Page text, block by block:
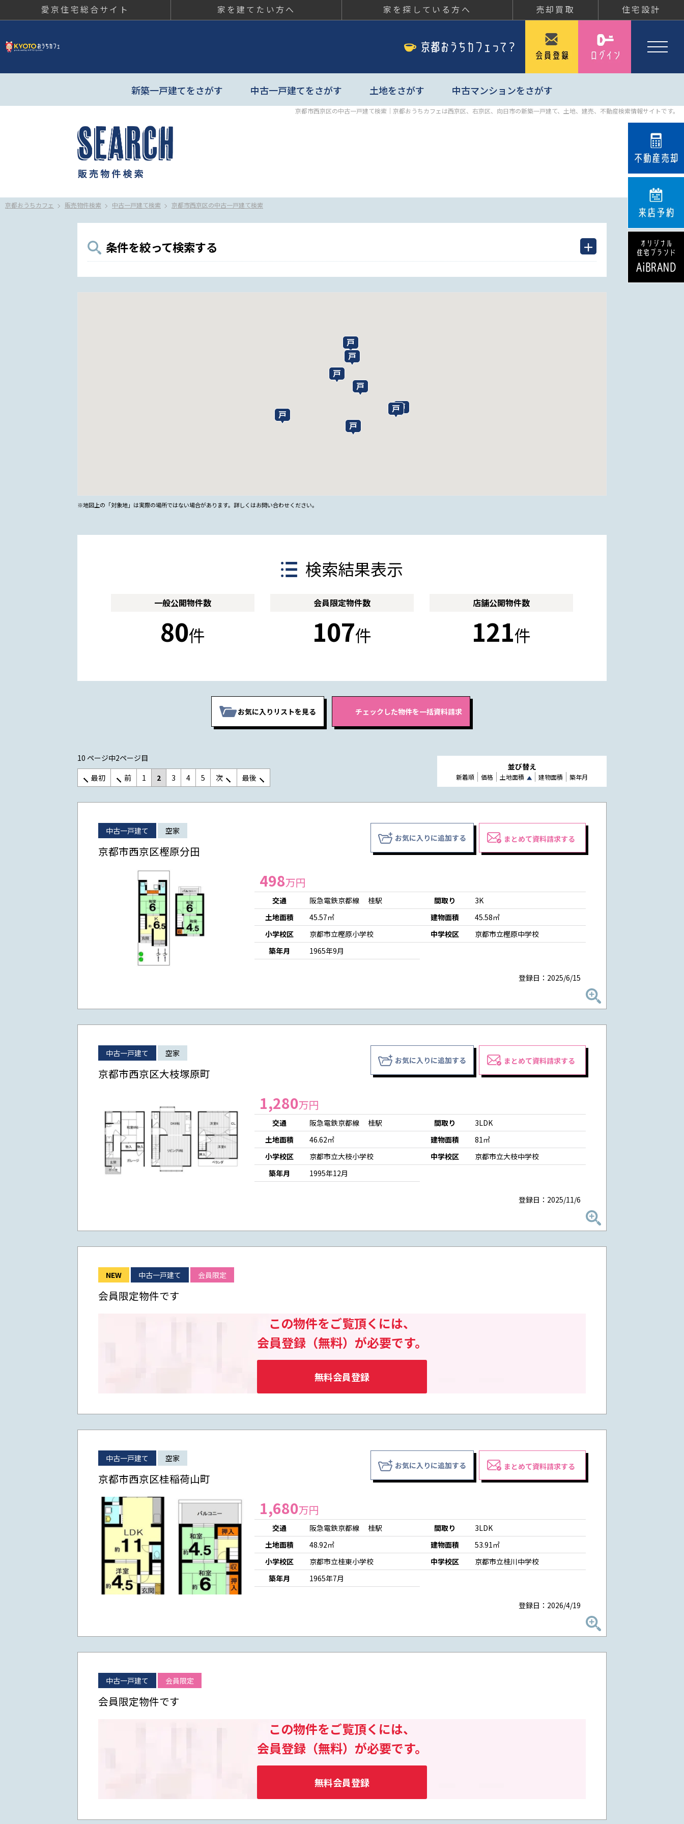
愛京住宅総合サイト 家を建てたい方へ 家を探している方へ 売却買取 住宅設計
新築一戸建てをさがす 中古一戸建てをさがす 土地をさがす 中古マンションをさがす
京都市西京区の中古一戸建て検索｜京都おうちカフェは西京区、右京区、向日市の新築一戸建て、土地、建売、不動産検索情報サイトです。
京都おうちカフェ 販売物件検索 中古一戸建て検索 京都市西京区の中古一戸建て検索
条件を絞って検索する
※地図上の「対象地」は実際の場所ではない場合があります。詳しくはお問い合わせください。
検索結果表示
一般公開物件数
80件
会員限定物件数
107件
店舗公開物件数
121件
お気に入りリストを見る
10 ページ中2ページ目
最初
前 1 2 3 4 5 次 最後
並び替え
新着順 価格 土地面積 建物面積 築年月
中古一戸建て 空家
京都市西京区樫原分田
お気に入りに追加する まとめて資料請求する
498万円
交通 阪急電鉄京都線 桂駅 間取り
3K
土地面積
45.57㎡ 建物面積
45.58㎡
小学校区
京都市立樫原小学校 中学校区
京都市立樫原中学校
築年月
1965年9月
登録日：2025/6/15
中古一戸建て 空家
京都市西京区大枝塚原町
お気に入りに追加する まとめて資料請求する
1,280万円
交通 阪急電鉄京都線 桂駅 間取り
3LDK
土地面積
46.62㎡ 建物面積
81㎡
小学校区
京都市立大枝小学校 中学校区
京都市立大枝中学校
築年月
1995年12月
登録日：2025/11/6
NEW 中古一戸建て 会員限定
会員限定物件です
この物件をご覧頂くには、
会員登録（無料）が必要です。
無料会員登録
中古一戸建て 空家
京都市西京区桂稲荷山町
お気に入りに追加する まとめて資料請求する
1,680万円
交通 阪急電鉄京都線 桂駅 間取り
3LDK
土地面積
48.92㎡ 建物面積
53.91㎡
小学校区
京都市立桂東小学校 中学校区
京都市立桂川中学校
築年月
1965年7月
登録日：2026/4/19
中古一戸建て 会員限定
会員限定物件です
この物件をご覧頂くには、
会員登録（無料）が必要です。
無料会員登録